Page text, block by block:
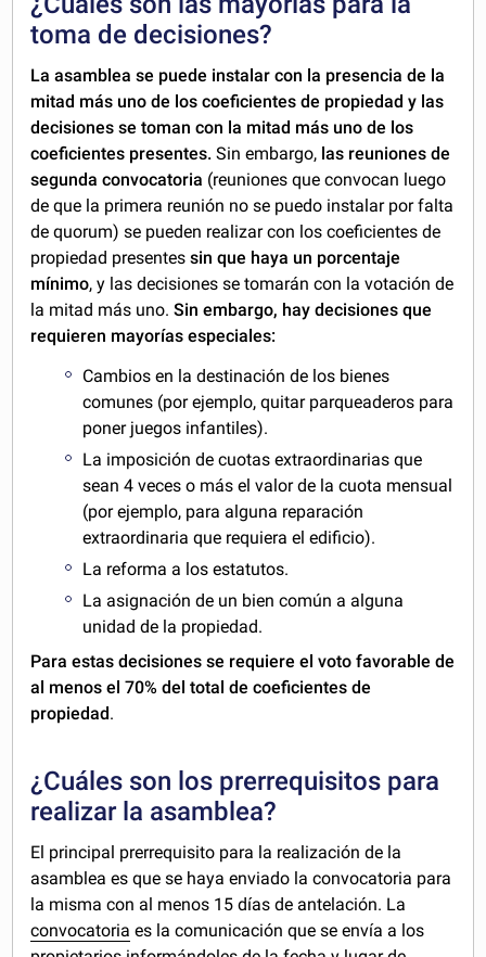
toma de decisiones?
La asamblea se puede instalar con la presencia de la
mitad más uno de los coeficientes de propiedad y las
decisiones se toman con la mitad más uno de los
coeficientes presentes. Sin embargo, las reuniones de
segunda convocatoria (reuniones que convocan luego
de que la primera reunión no se puedo instalar por falta
de quorum) se pueden realizar con los coeficientes de
propiedad presentessin que haya un porcentaje
mínimo, y las decisiones se tomarán con la votación de
la mitad más uno.Sin embargo, hay decisiones que
requieren mayorías especiales:
Cambios en la destinación de los bienes
comunes (por ejemplo, quitar parqueaderos para
poner juegos infantiles).
La imposición de cuotas extraordinarias que
sean 4 veces o más el valor de la cuota mensual
(por ejemplo, para alguna reparación
extraordinaria que requiera el edificio).
La reforma a los estatutos.
La asignación de un bien común a alguna
unidad de la propiedad.
Para estas decisiones se requiere el voto favorable de
al menos el 70% del total de coeficientes de
propiedad.
¿Cuáles son los prerrequisitos para
realizar la asamblea?
El principal prerrequisito para la realización de la
asamblea es que se haya enviado la convocatoria para
la misma con al menos 15 días de antelación. La
convocatoria es la comunicación que se envía a los